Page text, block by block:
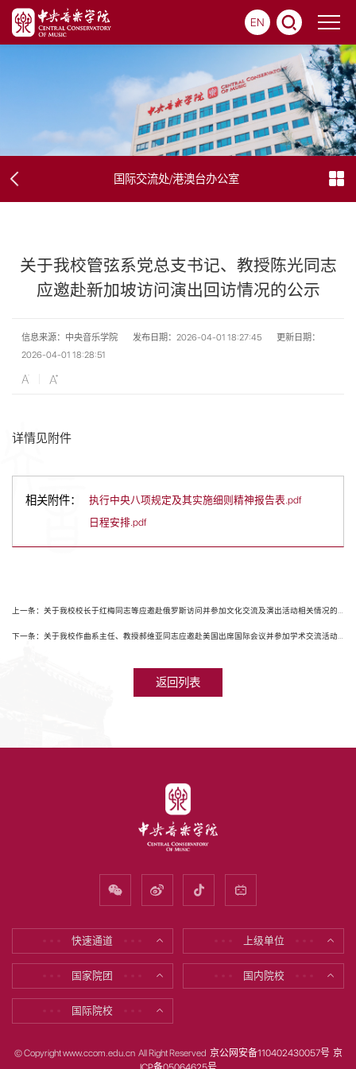
EN
国际交流处/港澳台办公室
关于我校管弦系党总支书记、教授陈光同志
应邀赴新加坡访问演出回访情况的公示
信息来源：中央音乐学院 发布日期：2026-04-01 18:27:45
更新日期：
2026-04-01 18:28:51
详情见附件
相关附件：
执行中央八项规定及其实施细则精神报告表.pdf
日程安排.pdf
上一条：关于我校校长于红梅同志等应邀赴俄罗斯访问并参加文化交流及演出活动相关情况的公示
下一条：关于我校作曲系主任、教授郝维亚同志应邀赴美国出席国际会议并参加学术交流活动相关情况的公示
返回列表
快速通道 上级单位
国家院团 国内院校
国际院校
© Copyright www.ccom.edu.cn All Right Reserved 京公网安备110402430057号 京